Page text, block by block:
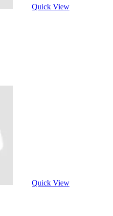
Quick View
Quick View